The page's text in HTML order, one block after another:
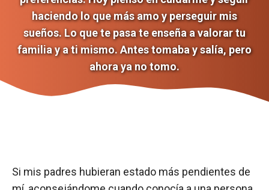
haciendo lo que más amo y perseguir mis
sueños. Lo que te pasa te enseña a valorar tu
familia y a ti mismo. Antes tomaba y salía, pero
ahora ya no tomo.
Si mis padres hubieran estado más pendientes de